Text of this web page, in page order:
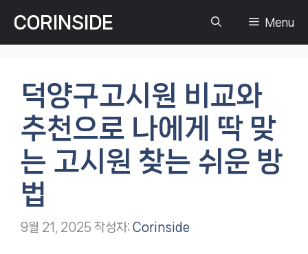
츠
CORINSIDE Menu
덕양구고시원 비교와
추천으로 나에게 딱 맞
는 고시원 찾는 쉬운 방
법
9월 21, 2025 작성자: Corinside